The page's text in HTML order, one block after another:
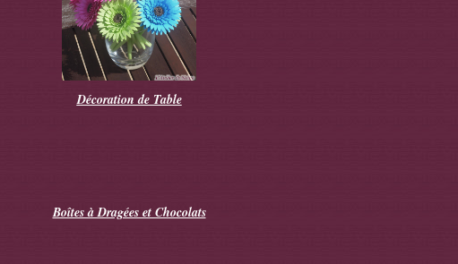
Décoration de Table
Boîtes à Dragées et Chocolats